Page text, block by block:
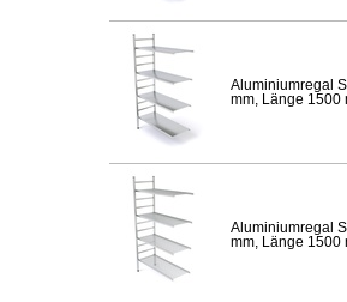
Aluminiumregal
mm, Länge 1500
Aluminiumregal
mm, Länge 1500